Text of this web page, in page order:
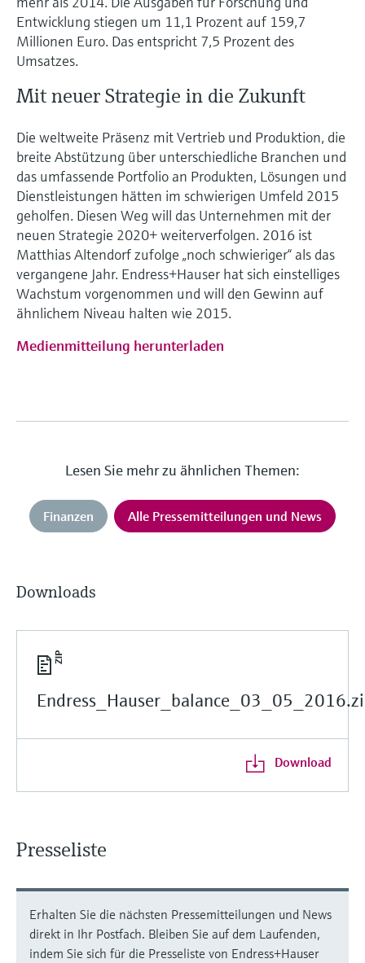
Entwicklung stiegen um 11,1 Prozent auf 159,7
Millionen Euro. Das entspricht 7,5 Prozent des
Umsatzes.
Mit neuer Strategie in die Zukunft
Die weltweite Präsenz mit Vertrieb und Produktion, die
breite Abstützung über unterschiedliche Branchen und
das umfassende Portfolio an Produkten, Lösungen und
Dienstleistungen hätten im schwierigen Umfeld 2015
geholfen. Diesen Weg will das Unternehmen mit der
neuen Strategie 2020+ weiterverfolgen. 2016 ist
Matthias Altendorf zufolge „noch schwieriger“ als das
vergangene Jahr. Endress+Hauser hat sich einstelliges
Wachstum vorgenommen und will den Gewinn auf
ähnlichem Niveau halten wie 2015.
Medienmitteilung herunterladen
Lesen Sie mehr zu ähnlichen Themen:
Finanzen Alle Pressemitteilungen und News
Downloads
Download
Presseliste
Erhalten Sie die nächsten Pressemitteilungen und News
direkt in Ihr Postfach. Bleiben Sie auf dem Laufenden,
indem Sie sich für die Presseliste von Endress+Hauser